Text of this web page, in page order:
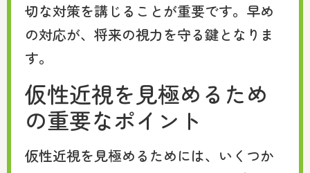
切な対策を講じることが重要です。早め
の対応が、将来の視力を守る鍵となりま
す。
仮性近視を見極めるため
の重要なポイント
仮性近視を見極めるためには、いくつか